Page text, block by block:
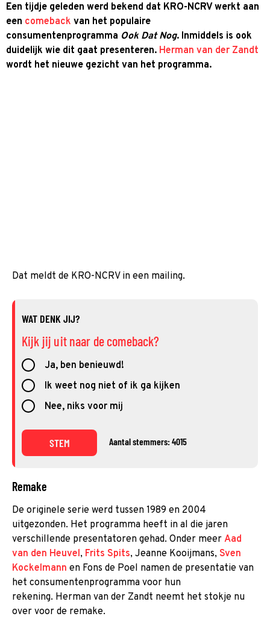
Een tijdje geleden werd bekend dat KRO-NCRV werkt aan
een comeback van het populaire
consumentenprogramma Ook Dat Nog. Inmiddels is ook
duidelijk wie dit gaat presenteren. Herman van der Zandt
wordt het nieuwe gezicht van het programma.
Dat meldt de KRO-NCRV in een mailing.
WAT DENK JIJ?
Kijk jij uit naar de comeback?
Ja, ben benieuwd!
Ik weet nog niet of ik ga kijken
Nee, niks voor mij
STEM Aantal stemmers: 4015
Remake
De originele serie werd tussen 1989 en 2004
uitgezonden. Het programma heeft in al die jaren
verschillende presentatoren gehad. Onder meer Aad
van den Heuvel, Frits Spits, Jeanne Kooijmans, Sven
Kockelmann en Fons de Poel namen de presentatie van
het consumentenprogramma voor hun
rekening. Herman van der Zandt neemt het stokje nu
over voor de remake.